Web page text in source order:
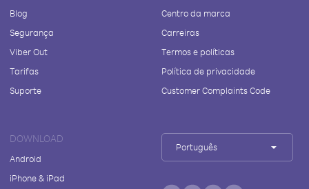
Blog
Segurança
Viber Out
Tarifas
Suporte
Centro da marca
Carreiras
Termos e políticas
Política de privacidade
Customer Complaints Code
DOWNLOAD
Android
iPhone & iPad
Português